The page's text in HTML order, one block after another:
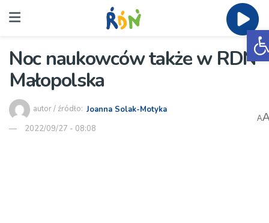
Noc naukowców także w RDN
Małopolska
autor / źródło: Joanna Solak-Motyka
2022/09/27 - 08:08
A